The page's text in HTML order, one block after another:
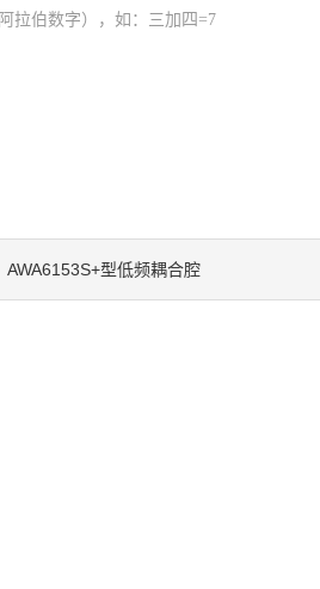
拉伯数字），如：三加四=7
AWA6153S+型低频耦合腔